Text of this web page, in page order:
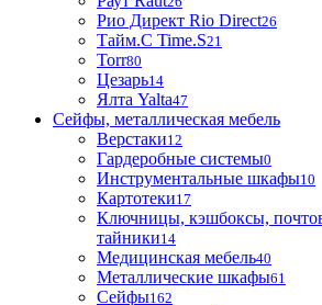
Рио Директ Rio Direct26
Тайм.С Time.S21
Torr80
Цезарь14
Ялта Yalta47
Сейфы, металлическая мебель
Верстаки12
Гардеробные системы0
Инструментальные шкафы10
Картотеки17
Ключницы, кэшбоксы,
тайники14
Медицинская мебель40
Металлические шкафы61
Сейфы162